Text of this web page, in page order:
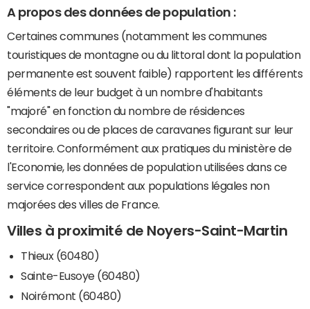
A propos des données de population :
Certaines communes (notamment les communes
touristiques de montagne ou du littoral dont la population
permanente est souvent faible) rapportent les différents
éléments de leur budget à un nombre d'habitants
"majoré" en fonction du nombre de résidences
secondaires ou de places de caravanes figurant sur leur
territoire. Conformément aux pratiques du ministère de
l'Economie, les données de population utilisées dans ce
service correspondent aux populations légales non
majorées des villes de France.
Villes à proximité de Noyers-Saint-Martin
Thieux (60480)
Sainte-Eusoye (60480)
Noirémont (60480)